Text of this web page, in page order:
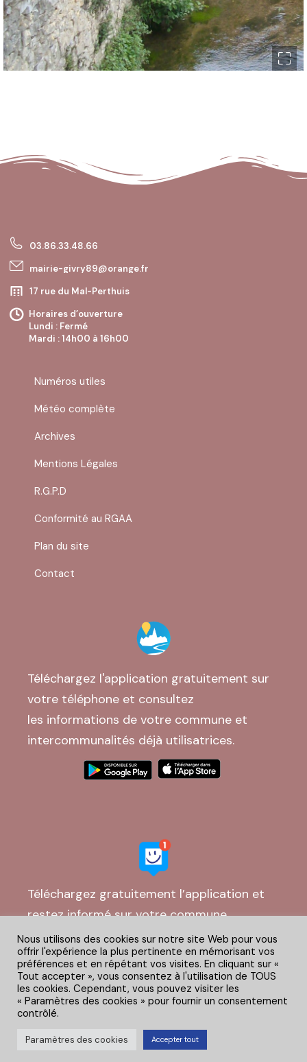
03.86.33.48.66
mairie-givry89@orange.fr
17 rue du Mal-Perthuis
Horaires d’ouverture
Lundi : Fermé
Mardi : 14h00 à 16h00
Vendredi : Fermé
Samedi : Fermé
Numéros utiles
Météo complète
Archives
Mentions Légales
R.G.P.D
Conformité au RGAA
Plan du site
Contact
Téléchargez l'application gratuitement sur
votre téléphone et consultez
les informations de votre commune et
intercommunalités déjà utilisatrices.
Téléchargez gratuitement l’application et
restez informé sur votre commune
© Givry Corporate – 2024. Tous droits réservés – Création
Nous utilisons des cookies sur notre site Web pour vous
offrir l'expérience la plus pertinente en mémorisant vos
préférences et en répétant vos visites. En cliquant sur «
Tout accepter », vous consentez à l'utilisation de TOUS
les cookies. Cependant, vous pouvez visiter les
« Paramètres des cookies » pour fournir un consentement
contrôlé.
Paramètres des cookies Accepter tout